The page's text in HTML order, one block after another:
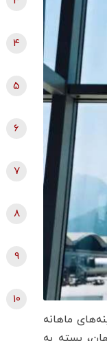
ماهانه
4
5
6
7
8
9
10